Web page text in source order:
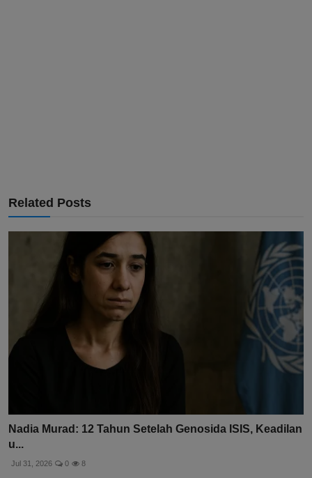
Related Posts
Nadia Murad: 12 Tahun Setelah Genosida ISIS, Keadilan
u...
Jul 31, 2026 0 8